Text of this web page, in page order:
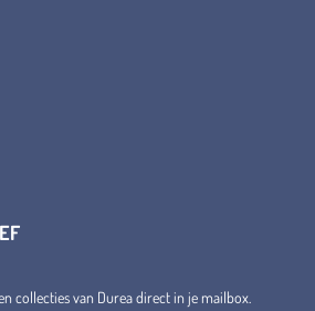
collecties van Durea direct in je mailbox.